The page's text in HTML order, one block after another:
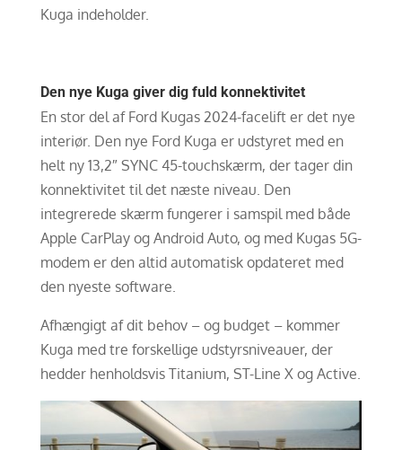
Kuga indeholder.
Den nye Kuga giver dig fuld konnektivitet
En stor del af Ford Kugas 2024-facelift er det nye
interiør. Den nye Ford Kuga er udstyret med en
helt ny 13,2″ SYNC 45-touchskærm, der tager din
konnektivitet til det næste niveau. Den
integrerede skærm fungerer i samspil med både
Apple CarPlay og Android Auto, og med Kugas 5G-
modem er den altid automatisk opdateret med
den nyeste software.
Afhængigt af dit behov – og budget – kommer
Kuga med tre forskellige udstyrsniveauer, der
hedder henholdsvis Titanium, ST-Line X og Active.